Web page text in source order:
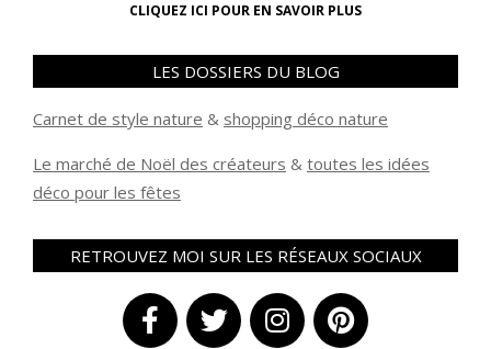
CLIQUEZ ICI POUR EN SAVOIR PLUS
LES DOSSIERS DU BLOG
Carnet de style nature & shopping déco nature
Le marché de Noël des créateurs & toutes les idées
déco pour les fêtes
RETROUVEZ MOI SUR LES RÉSEAUX SOCIAUX